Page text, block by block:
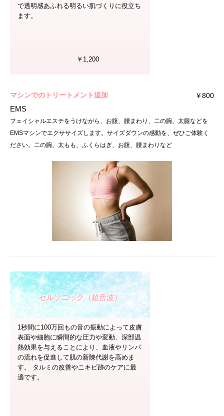
で透明感あふれる明るい肌づくりに役立ち
ます。
￥1,200
マシンでのトリートメント追加 ￥800
EMS
フェイシャルエステをうけながら、お腹、腰まわり、二の腕、太腿などを
EMSマシンでエクササイズします。サイズダウンの感動を、ぜひご体験く
ださい。二の腕、太もも、ふくらはぎ、お腹、腰まわりなど
セルソニック（超音波）
1秒間に100万回もの音の振動によって皮膚
表面や細胞に瞬間的な圧力や変動、深部温
熱効果を与えることにより、血液やリンパ
の流れを促進して肌の新陳代謝を高めま
す。 タルミの改善やニキビ跡のケアに最
適です。